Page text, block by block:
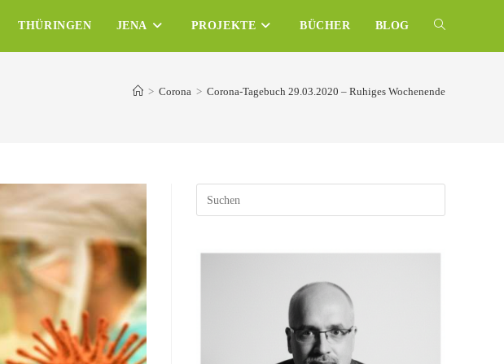
THÜRINGEN JENA PROJEKTE BÜCHER BLOG WEBSITE-
> Corona > Corona-Tagebuch 29.03.2020 – Ruhiges Wochenende
Escape